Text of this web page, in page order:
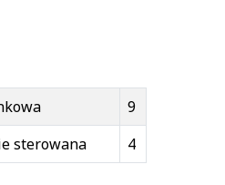
9
sterowana
4